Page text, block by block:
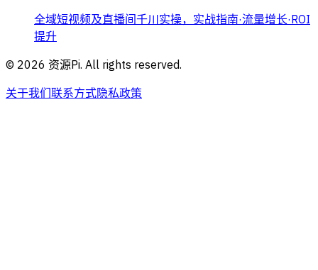
全域短视频及直播间千川实操，实战指南·流量增长·ROI
提升
© 2026 资源Pi. All rights reserved.
关于我们联系方式隐私政策